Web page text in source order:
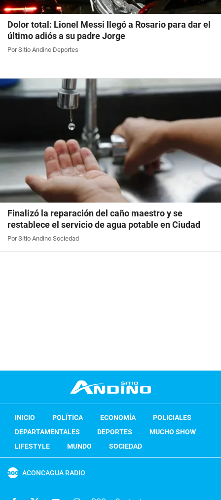
Dolor total: Lionel Messi llegó a Rosario para dar el
último adiós a su padre Jorge
Por Sitio Andino Deportes
Finalizó la reparación del caño maestro y se
restablece el servicio de agua potable en Ciudad
Por Sitio Andino Sociedad
INICIO POLÍTICA ECONOMÍA
POLICIALES
DEPARTAMENTALES
DEPORTES
MUCHO SHOW
LIFESTYLE
MUNDO SOCIEDAD
ACONCAGUA RADIO